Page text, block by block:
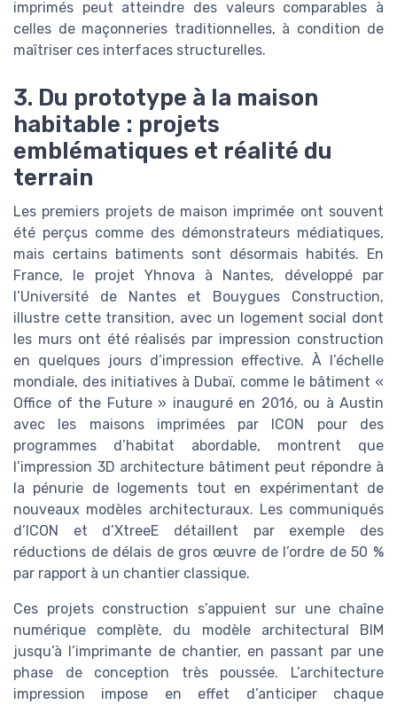
imprimés peut atteindre des valeurs comparables à
celles de maçonneries traditionnelles, à condition de
maîtriser ces interfaces structurelles.
3. Du prototype à la maison
habitable : projets
emblématiques et réalité du
terrain
Les premiers projets de maison imprimée ont souvent
été perçus comme des démonstrateurs médiatiques,
mais certains batiments sont désormais habités. En
France, le projet Yhnova à Nantes, développé par
l’Université de Nantes et Bouygues Construction,
illustre cette transition, avec un logement social dont
les murs ont été réalisés par impression construction
en quelques jours d’impression effective. À l’échelle
mondiale, des initiatives à Dubaï, comme le bâtiment «
Office of the Future » inauguré en 2016, ou à Austin
avec les maisons imprimées par ICON pour des
programmes d’habitat abordable, montrent que
l’impression 3D architecture bâtiment peut répondre à
la pénurie de logements tout en expérimentant de
nouveaux modèles architecturaux. Les communiqués
d’ICON et d’XtreeE détaillent par exemple des
réductions de délais de gros œuvre de l’ordre de 50 %
par rapport à un chantier classique.
Ces projets construction s’appuient sur une chaîne
numérique complète, du modèle architectural BIM
jusqu’à l’imprimante de chantier, en passant par une
phase de conception très poussée. L’architecture
impression impose en effet d’anticiper chaque